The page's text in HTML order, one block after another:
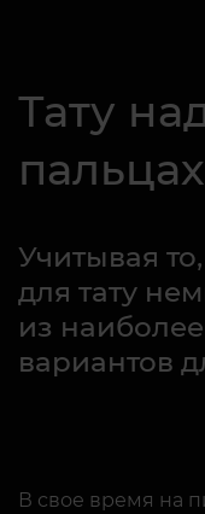
Тату
пальцах
Учитывая
для тату
из
вариантов
В свое время на